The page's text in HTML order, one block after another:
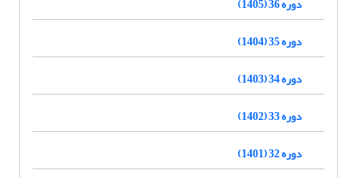
دوره 35 (1404)
دوره 34 (1403)
دوره 33 (1402)
دوره 32 (1401)